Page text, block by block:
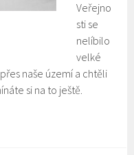
Veřejno
sti se
nelíbilo
velké
naše území a chtěli
si na to ještě.